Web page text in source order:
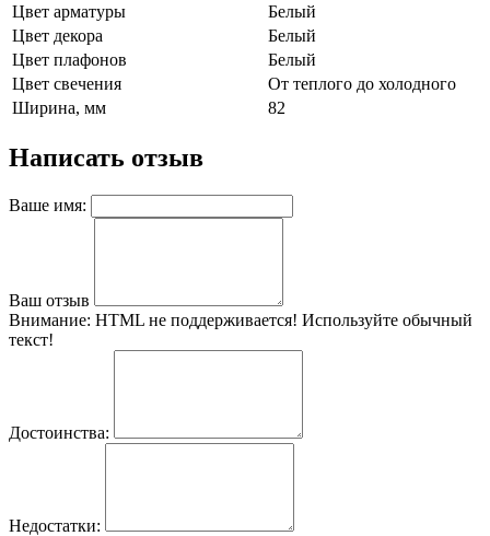
Цвет арматуры
Белый
Цвет декора
Белый
Цвет плафонов
Белый
Цвет свечения
От теплого до холодного
Ширина, мм
82
Написать отзыв
Ваше имя:
Ваш отзыв
Внимание: HTML не поддерживается! Используйте обычный
текст!
Достоинства:
Недостатки: